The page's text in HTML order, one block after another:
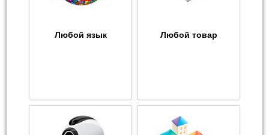
Любой язык Любой товар